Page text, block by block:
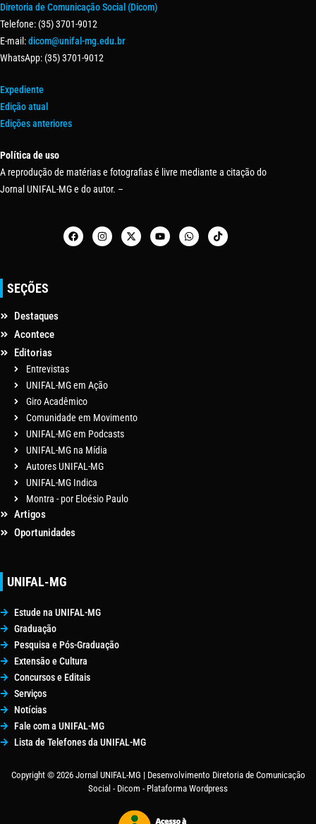
Diretoria de Comunicação Social (Dicom)
Telefone: (35) 3701-9012
E-mail:dicom@unifal-mg.edu.br
WhatsApp: (35) 3701-9012
Expediente
Edição atual
Edições anteriores
Política de uso
A reprodução de matérias e fotografias é livre mediante a citação do
Jornal UNIFAL-MG e do autor. –
SEÇÕES
Destaques
Acontece
Editorias
Entrevistas
UNIFAL-MG em Ação
Giro Acadêmico
Comunidade em Movimento
UNIFAL-MG em Podcasts
UNIFAL-MG na Mídia
Autores UNIFAL-MG
UNIFAL-MG Indica
Montra - por Eloésio Paulo
Artigos
Oportunidades
UNIFAL-MG
Estude na UNIFAL-MG
Graduação
Pesquisa e Pós-Graduação
Extensão e Cultura
Concursos e Editais
Serviços
Notícias
Fale com a UNIFAL-MG
Lista de Telefones da UNIFAL-MG
Copyright © 2026 Jornal UNIFAL-MG | Desenvolvimento Diretoria de Comunicação
Social - Dicom - Plataforma Wordpress